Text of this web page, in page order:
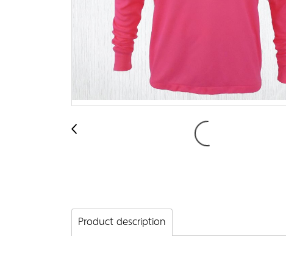
Product description